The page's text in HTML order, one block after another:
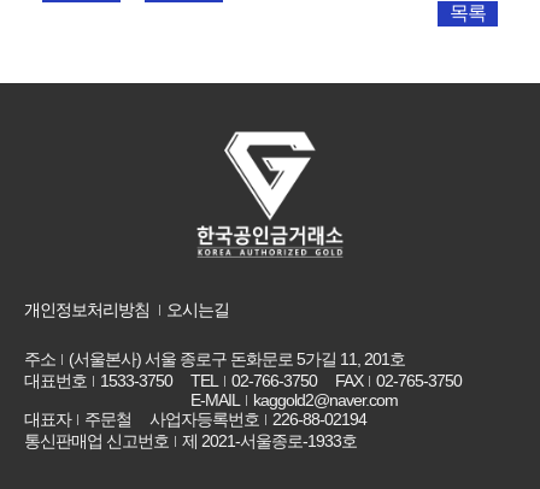
목록
개인정보처리방침 오시는길
주소
(서울본사) 서울 종로구 돈화문로 5가길 11, 201호
대표번호
1533-3750 TEL 02-766-3750 FAX
02-765-3750
E-MAIL
kaggold2@naver.com
대표자
주문철 사업자등록번호
226-88-02194
통신판매업 신고번호
제 2021-서울종로-1933호